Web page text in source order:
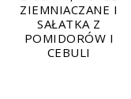
ZIEMNIACZANE I
SAŁATKA Z
POMIDORÓW I
CEBULI